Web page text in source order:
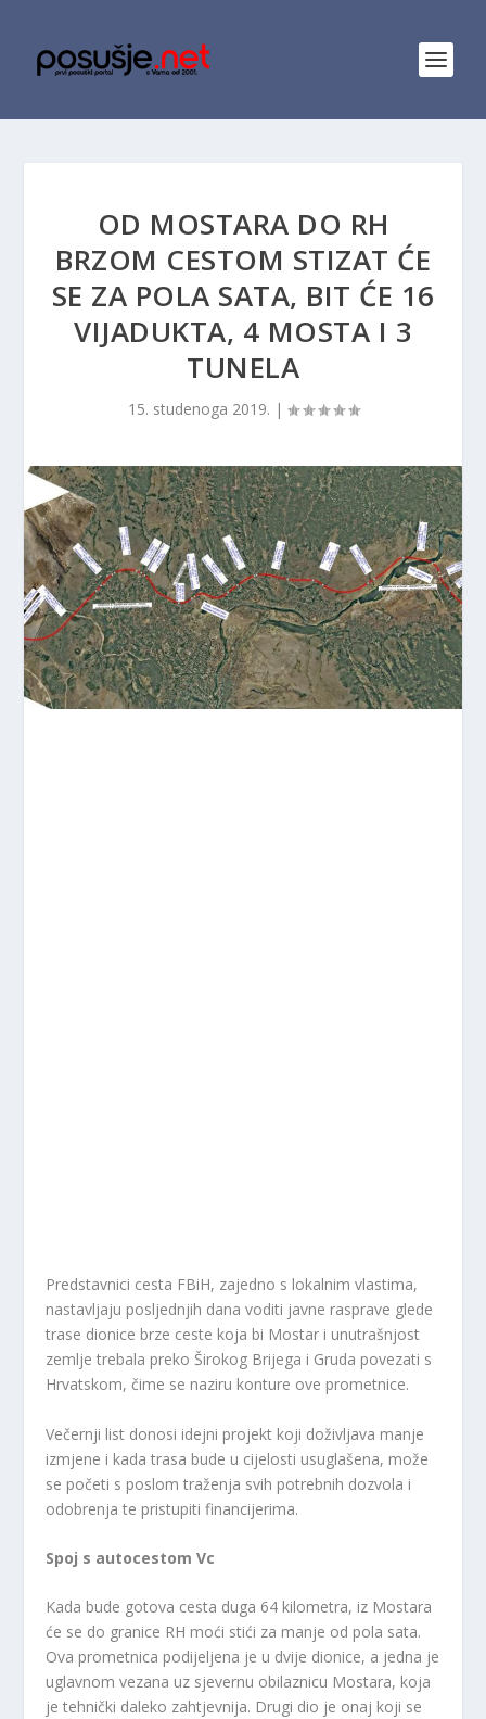
OD MOSTARA DO RH
BRZOM CESTOM STIZAT ĆE
SE ZA POLA SATA, BIT ĆE 16
VIJADUKTA, 4 MOSTA I 3
TUNELA
15. studenoga 2019. |
Predstavnici cesta FBiH, zajedno s lokalnim vlastima,
nastavljaju posljednjih dana voditi javne rasprave glede
trase dionice brze ceste koja bi Mostar i unutrašnjost
zemlje trebala preko Širokog Brijega i Gruda povezati s
Hrvatskom, čime se naziru konture ove prometnice.
Večernji list donosi idejni projekt koji doživljava manje
izmjene i kada trasa bude u cijelosti usuglašena, može
se početi s poslom traženja svih potrebnih dozvola i
odobrenja te pristupiti financijerima.
Spoj s autocestom Vc
Kada bude gotova cesta duga 64 kilometra, iz Mostara
će se do granice RH moći stići za manje od pola sata.
Ova prometnica podijeljena je u dvije dionice, a jedna je
uglavnom vezana uz sjevernu obilaznicu Mostara, koja
je tehnički daleko zahtjevnija. Drugi dio je onaj koji se